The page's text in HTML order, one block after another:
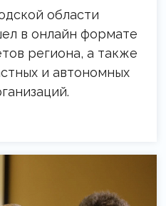
области
в онлайн формате
региона, а также
и автономных